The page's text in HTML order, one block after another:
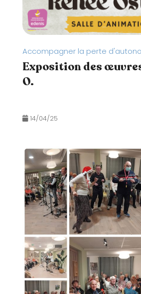
Accompagner la perte
Exposition des
O.
14/04/25